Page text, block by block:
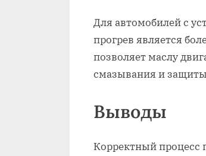
Для автомобилей с
прогрев является
позволяет маслу
смазывания и
Выводы
Корректный процесс